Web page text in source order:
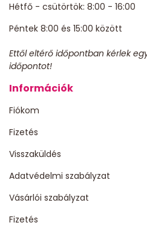
Hétfő - csütörtök: 8:00 - 16:00
Péntek 8:00 és 15:00 között
Ettől eltérő időpontban kérlek
időpontot!
Információk
Fiókom
Fizetés
Visszaküldés
Adatvédelmi szabályzat
Vásárlói szabályzat
Fizetés